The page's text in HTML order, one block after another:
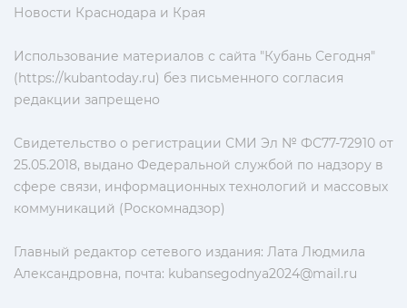
Новости Краснодара и Края
Использование материалов с сайта "Кубань Сегодня"
(https://kubantoday.ru) без письменного согласия
редакции запрещено
Свидетельство о регистрации СМИ Эл № ФС77-72910 от
25.05.2018, выдано Федеральной службой по надзору в
сфере связи, информационных технологий и массовых
коммуникаций (Роскомнадзор)
Главный редактор сетевого издания: Лата Людмила
Александровна, почта: kubansegodnya2024@mail.ru